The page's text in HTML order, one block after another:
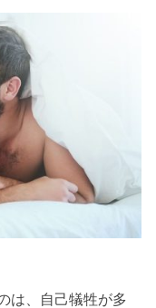
は、自己犠牲が多